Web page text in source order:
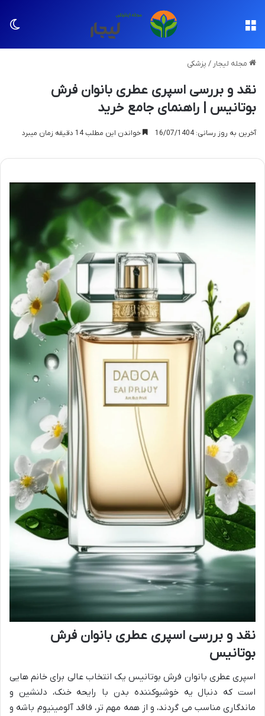
مجله لیجار / پزشکی
نقد و بررسی اسپری عطری بانوان فرش
بوتانیس | راهنمای جامع خرید
آخرین به روز رسانی: 16/07/1404 خواندن این مطلب 14 دقیقه زمان میبرد
نقد و بررسی اسپری عطری بانوان فرش
بوتانیس
اسپری عطری بانوان فرش بوتانیس یک انتخاب عالی برای خانم هایی
است که دنبال یه خوشبوکننده بدن با رایحه خنک، دلنشین و
ماندگاری مناسب می گردند، و از همه مهم تر، فاقد آلومینیوم باشه و